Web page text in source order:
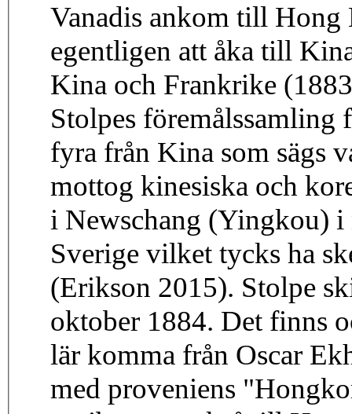
Vanadis ankom till Hong
egentligen att åka till
Kina och Frankrike
Stolpes föremålssamling
fyra från Kina som sägs
mottog kinesiska och
i Newschang (Yingkou)
Sverige vilket tycks ha
(Erikson 2015). Stolpe
oktober 1884. Det finns
lär komma från Oscar
med proveniens